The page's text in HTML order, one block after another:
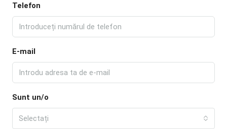
Telefon
E-mail
Sunt un/o
Selectați